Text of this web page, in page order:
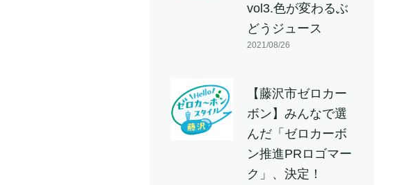
vol3.色が変わるぶ
どうジュース
2021/08/26
【藤沢市ゼロカー
ボン】みんなで選
んだ「ゼロカーボ
ン推進PRロゴマー
ク」、決定！